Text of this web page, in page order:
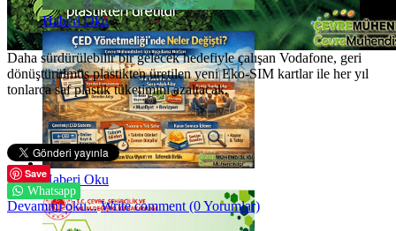
Haberi Oku
Haberi Oku
Daha sürdürülebilir bir gelecek hedefiyle çalışan Vodafone, geri
dönüştürülmüş plastikten üretilen yeni Eko-SIM kartlar ile her yıl
tonlarca saf plastik tüketimini azaltacak.
Save
Whatsapp
Devamını oku... Write comment (0 Yorumlar)